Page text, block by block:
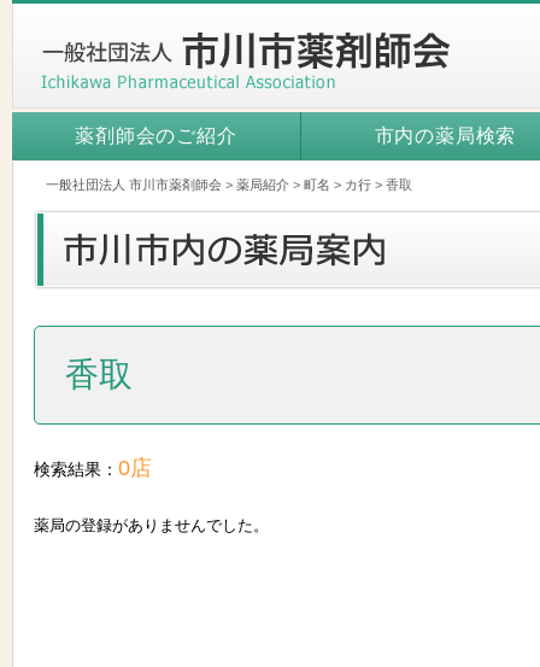
薬剤師会のご紹介 市内の薬局検索
一般社団法人 市川市薬剤師会 > 薬局紹介 > 町名 > カ行 > 香取
香取
検索結果： 0店
薬局の登録がありませんでした。